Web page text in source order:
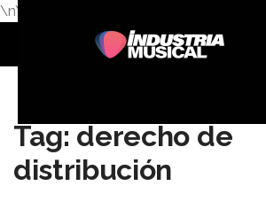
\n\n
Tag: derecho de
distribución